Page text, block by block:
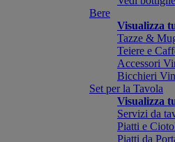
Bere
Visualizza
Tazze &
Teiere e
Accessori
Bicchieri
Set per la Tavola
Visualizza
Servizi da
Piatti e
Piatti da